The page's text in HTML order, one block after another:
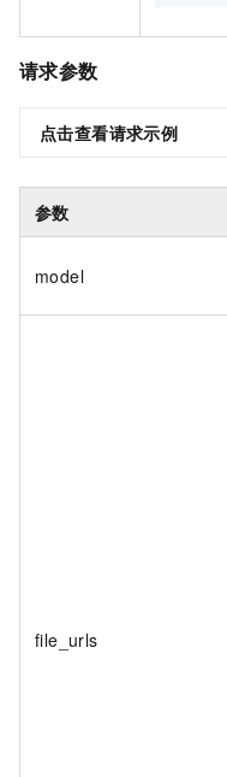
请求参数
点击查看请求示例
参数
model
file_urls